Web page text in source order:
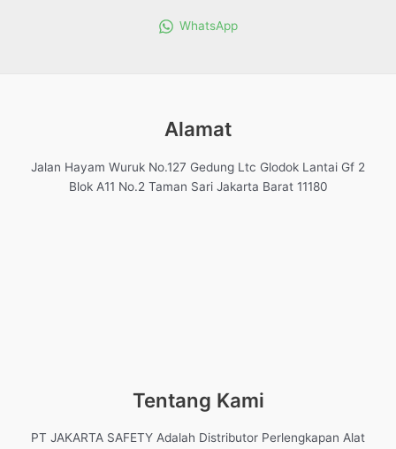
WhatsApp
Alamat
Jalan Hayam Wuruk No.127 Gedung Ltc Glodok Lantai Gf 2
Blok A11 No.2 Taman Sari Jakarta Barat 11180
Tentang Kami
PT JAKARTA SAFETY Adalah Distributor Perlengkapan Alat